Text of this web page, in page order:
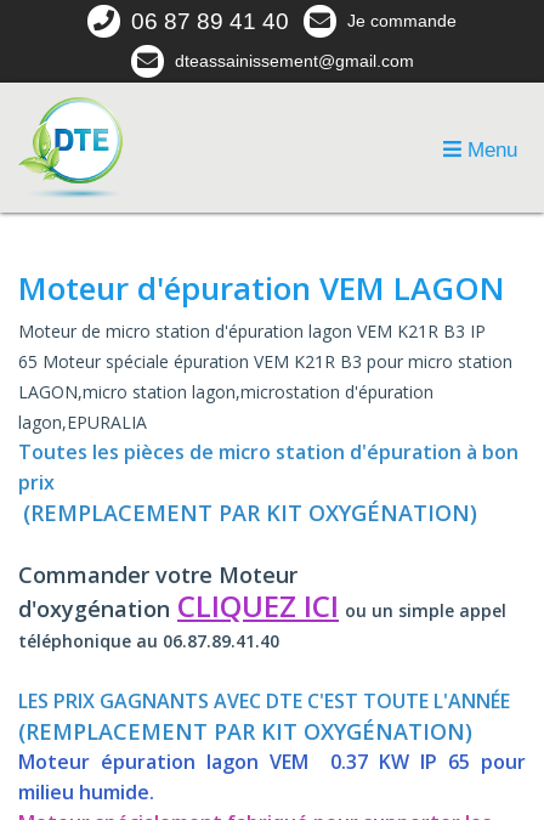
06 87 89 41 40 Je commande
dteassainissement@gmail.com
Menu
Moteur d'épuration VEM LAGON
Moteur de micro station d'épuration lagon VEM K21R B3 IP
65 Moteur spéciale épuration VEM K21R B3 pour micro station
LAGON,micro station lagon,microstation d'épuration
lagon,EPURALIA
Toutes les pièces de micro station d'épuration à bon
prix
(REMPLACEMENT PAR KIT OXYGÉNATION)
Commander votre Moteur
d'oxygénation CLIQUEZ ICI ou un simple appel
téléphonique au 06.87.89.41.40
LES PRIX GAGNANTS AVEC DTE C'EST TOUTE L'ANNÉE
(REMPLACEMENT PAR KIT OXYGÉNATION)
Moteur épuration lagon VEM 0.37 KW IP 65 pour
milieu humide.